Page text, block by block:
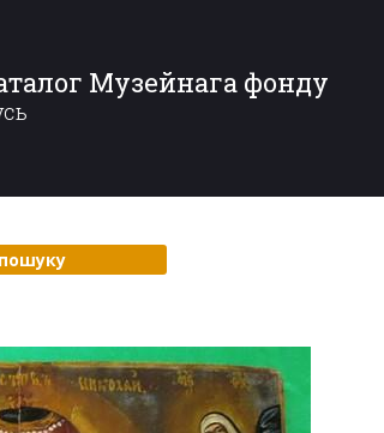
Музейнага фонду